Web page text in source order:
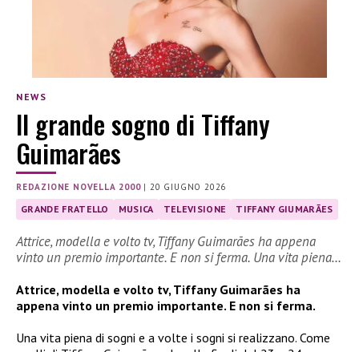
NEWS
Il grande sogno di Tiffany
Guimarães
REDAZIONE NOVELLA 2000|20 GIUGNO 2026
GRANDE FRATELLO MUSICA TELEVISIONE TIFFANY GIUMARÃES
Attrice, modella e volto tv, Tiffany Guimarães ha appena
vinto un premio importante. E non si ferma. Una vita piena…
Attrice, modella e volto tv, Tiffany Guimarães ha
appena vinto un premio importante. E non si ferma.
Una vita piena di sogni e a volte i sogni si realizzano. Come